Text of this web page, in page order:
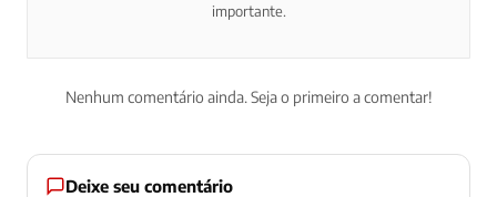
importante.
Nenhum comentário ainda. Seja o primeiro a comentar!
Deixe seu comentário